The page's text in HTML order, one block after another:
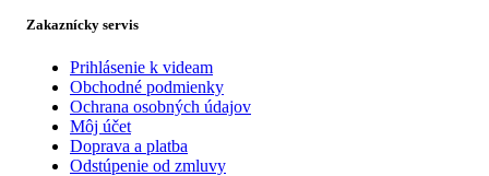
Zakaznícky servis
Prihlásenie k videam
Obchodné podmienky
Ochrana osobných údajov
Môj účet
Doprava a platba
Odstúpenie od zmluvy